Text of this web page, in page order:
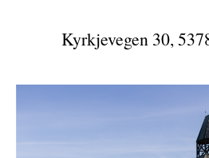
Kyrkjevegen 30,